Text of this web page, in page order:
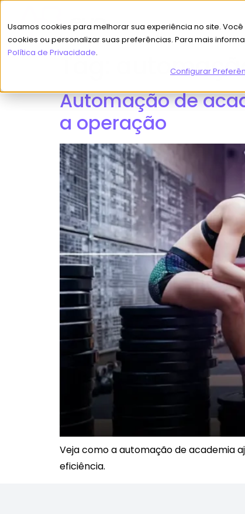
Usamos cookies para melhorar sua experiência no site.
cookies ou personalizar suas preferências. Para mais
Política de Privacidade.
Configurar
Tag:
Automação de
a operação
Veja como a automação de academia
eficiência.